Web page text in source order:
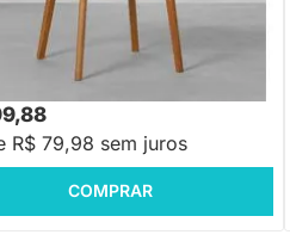
Nord Encosto Madeira Assento
R$ 79,98 sem juros
COMPRAR